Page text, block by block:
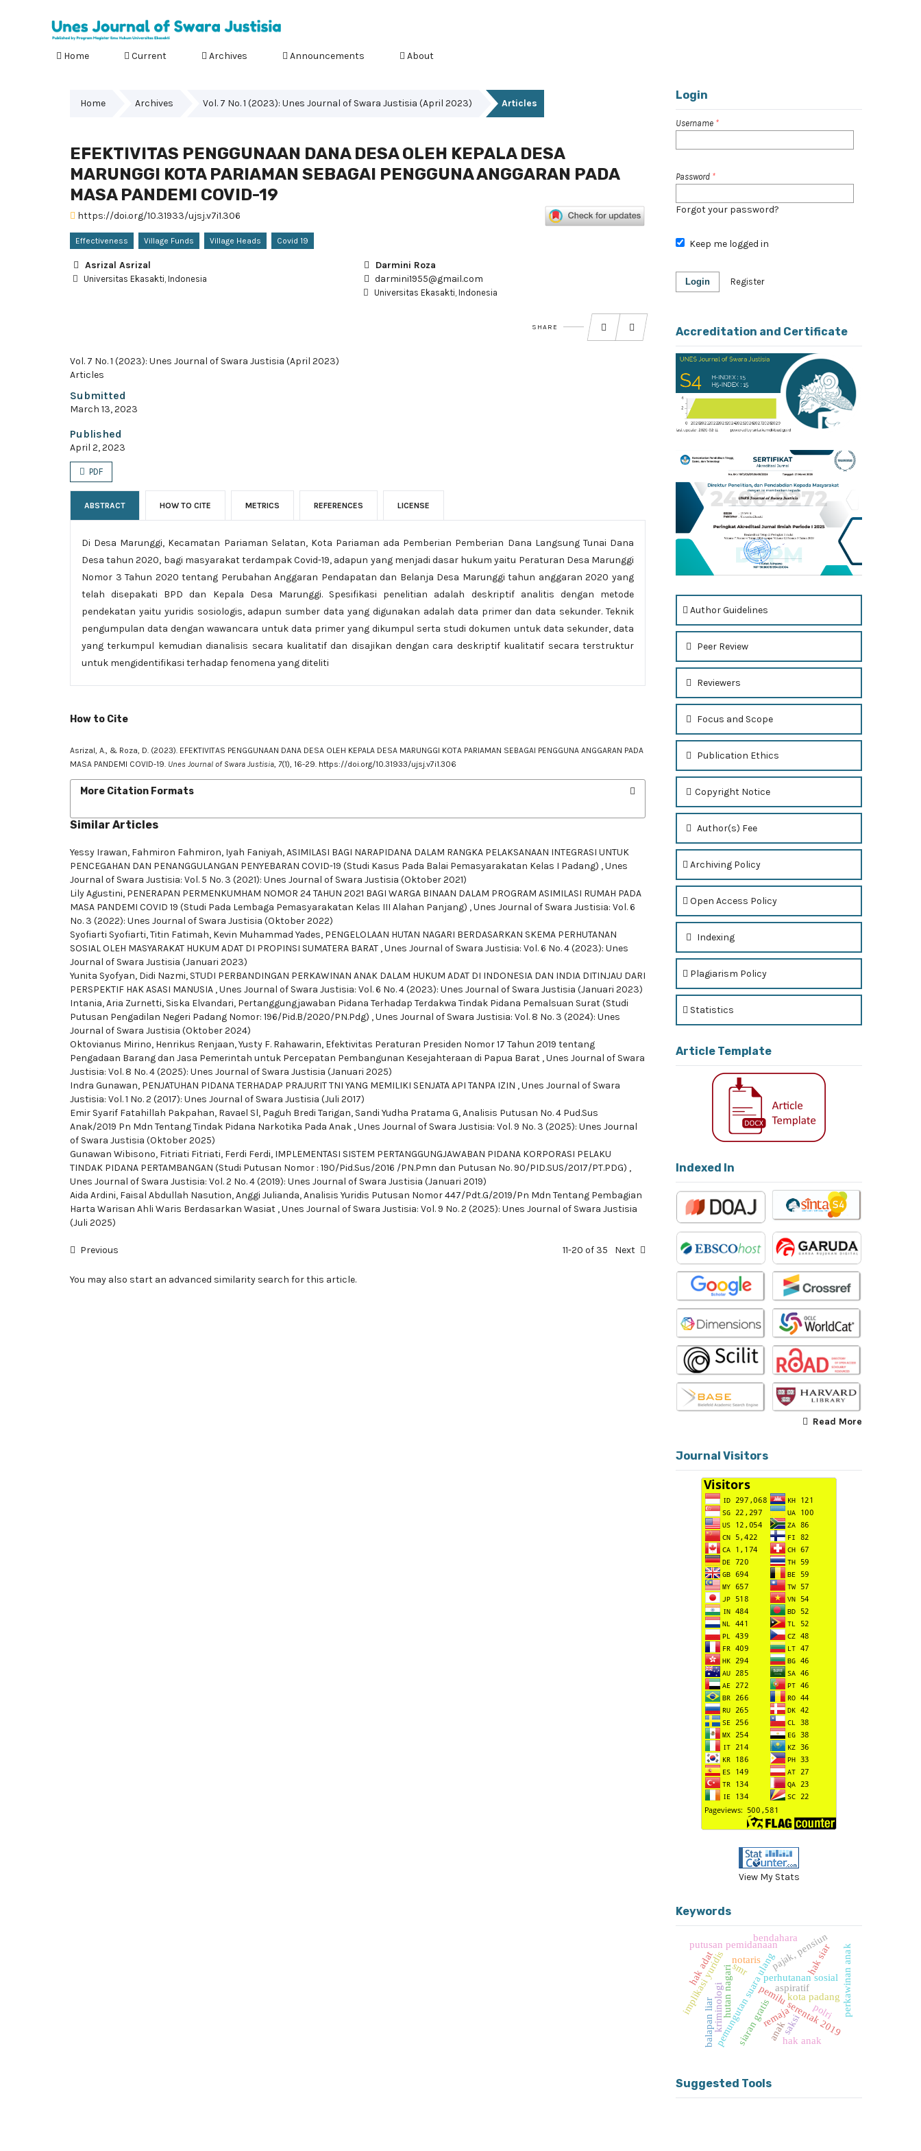
Home Current Archives Announcements About
Home Archives Vol. 7 No. 1 (2023): Unes Journal of Swara Justisia (April 2023) Articles
EFEKTIVITAS PENGGUNAAN DANA DESA OLEH KEPALA DESA
MARUNGGI KOTA PARIAMAN SEBAGAI PENGGUNA ANGGARAN PADA
MASA PANDEMI COVID-19
https://doi.org/10.31933/ujsj.v7i1.306
Effectiveness Village Funds Village Heads Covid 19
Asrizal Asrizal
Universitas Ekasakti, Indonesia
Darmini Roza
darmini1955@gmail.com
Universitas Ekasakti, Indonesia
SHARE
Vol. 7 No. 1 (2023): Unes Journal of Swara Justisia (April 2023)
Articles
Submitted
March 13, 2023
Published
April 2, 2023
PDF
ABSTRACT HOW TO CITE METRICS REFERENCES LICENSE
Di Desa Marunggi, Kecamatan Pariaman Selatan, Kota Pariaman ada Pemberian Pemberian Dana Langsung Tunai Dana
Desa tahun 2020, bagi masyarakat terdampak Covid-19, adapun yang menjadi dasar hukum yaitu Peraturan Desa Marunggi
Nomor 3 Tahun 2020 tentang Perubahan Anggaran Pendapatan dan Belanja Desa Marunggi tahun anggaran 2020 yang
telah disepakati BPD dan Kepala Desa Marunggi. Spesifikasi penelitian adalah deskriptif analitis dengan metode
pendekatan yaitu yuridis sosiologis, adapun sumber data yang digunakan adalah data primer dan data sekunder. Teknik
pengumpulan data dengan wawancara untuk data primer yang dikumpul serta studi dokumen untuk data sekunder, data
yang terkumpul kemudian dianalisis secara kualitatif dan disajikan dengan cara deskriptif kualitatif secara terstruktur
untuk mengidentifikasi terhadap fenomena yang diteliti
How to Cite
Asrizal, A., & Roza, D. (2023). EFEKTIVITAS PENGGUNAAN DANA DESA OLEH KEPALA DESA MARUNGGI KOTA PARIAMAN SEBAGAI PENGGUNA ANGGARAN PADA
MASA PANDEMI COVID-19. Unes Journal of Swara Justisia, 7(1), 16-29. https://doi.org/10.31933/ujsj.v7i1.306
More Citation Formats
Similar Articles
Yessy Irawan, Fahmiron Fahmiron, Iyah Faniyah,ASIMILASI BAGI NARAPIDANA DALAM RANGKA PELAKSANAAN INTEGRASI UNTUK
PENCEGAHAN DAN PENANGGULANGAN PENYEBARAN COVID-19 (Studi Kasus Pada Balai Pemasyarakatan Kelas I Padang) ,Unes
Journal of Swara Justisia: Vol. 5 No. 3 (2021): Unes Journal of Swara Justisia (Oktober 2021)
Lily Agustini, PENERAPAN PERMENKUMHAM NOMOR 24 TAHUN 2021 BAGI WARGA BINAAN DALAM PROGRAM ASIMILASI RUMAH PADA
MASA PANDEMI COVID 19 (Studi Pada Lembaga Pemasyarakatan Kelas III Alahan Panjang) ,Unes Journal of Swara Justisia: Vol. 6
No. 3 (2022): Unes Journal of Swara Justisia (Oktober 2022)
Syofiarti Syofiarti, Titin Fatimah, Kevin Muhammad Yades, PENGELOLAAN HUTAN NAGARI BERDASARKAN SKEMA PERHUTANAN
SOSIAL OLEH MASYARAKAT HUKUM ADAT DI PROPINSI SUMATERA BARAT ,Unes Journal of Swara Justisia: Vol. 6 No. 4 (2023): Unes
Journal of Swara Justisia (Januari 2023)
Yunita Syofyan, Didi Nazmi, STUDI PERBANDINGAN PERKAWINAN ANAK DALAM HUKUM ADAT DI INDONESIA DAN INDIA DITINJAU DARI
PERSPEKTIF HAK ASASI MANUSIA ,Unes Journal of Swara Justisia: Vol. 6 No. 4 (2023): Unes Journal of Swara Justisia (Januari 2023)
Intania, Aria Zurnetti, Siska Elvandari, Pertanggungjawaban Pidana Terhadap Terdakwa Tindak Pidana Pemalsuan Surat (Studi
Putusan Pengadilan Negeri Padang Nomor: 196/Pid.B/2020/PN.Pdg) ,Unes Journal of Swara Justisia: Vol. 8 No. 3 (2024): Unes
Journal of Swara Justisia (Oktober 2024)
Oktovianus Mirino, Henrikus Renjaan, Yusty F. Rahawarin, Efektivitas Peraturan Presiden Nomor 17 Tahun 2019 tentang
Pengadaan Barang dan Jasa Pemerintah untuk Percepatan Pembangunan Kesejahteraan di Papua Barat ,Unes Journal of Swara
Justisia: Vol. 8 No. 4 (2025): Unes Journal of Swara Justisia (Januari 2025)
Indra Gunawan, PENJATUHAN PIDANA TERHADAP PRAJURIT TNI YANG MEMILIKI SENJATA API TANPA IZIN ,Unes Journal of Swara
Justisia: Vol. 1 No. 2 (2017): Unes Journal of Swara Justisia (Juli 2017)
Emir Syarif Fatahillah Pakpahan, Ravael Sl, Paguh Bredi Tarigan, Sandi Yudha Pratama G,Analisis Putusan No. 4 Pud.Sus
Anak/2019 Pn Mdn Tentang Tindak Pidana Narkotika Pada Anak ,Unes Journal of Swara Justisia: Vol. 9 No. 3 (2025): Unes Journal
of Swara Justisia (Oktober 2025)
Gunawan Wibisono, Fitriati Fitriati, Ferdi Ferdi, IMPLEMENTASI SISTEM PERTANGGUNGJAWABAN PIDANA KORPORASI PELAKU
TINDAK PIDANA PERTAMBANGAN (Studi Putusan Nomor : 190/Pid.Sus/2016 /PN.Pmn dan Putusan No. 90/PID.SUS/2017/PT.PDG) ,
Unes Journal of Swara Justisia: Vol. 2 No. 4 (2019): Unes Journal of Swara Justisia (Januari 2019)
Aida Ardini, Faisal Abdullah Nasution, Anggi Julianda,Analisis Yuridis Putusan Nomor 447/Pdt.G/2019/Pn Mdn Tentang Pembagian
Harta Warisan Ahli Waris Berdasarkan Wasiat ,Unes Journal of Swara Justisia: Vol. 9 No. 2 (2025): Unes Journal of Swara Justisia
(Juli 2025)
Previous 11-20 of 35 Next
You may also start an advanced similarity search for this article.
Login
Username *
Password *
Forgot your password?
Keep me logged in
Login Register
Accreditation and Certificate
Author Guidelines
Peer Review
Reviewers
Focus and Scope
Publication Ethics
Copyright Notice
Author(s) Fee
Archiving Policy
Open Access Policy
Indexing
Plagiarism Policy
Statistics
Article Template
Indexed In
Read More
Journal Visitors
View My Stats
Keywords
pemungutan suara ulangpemilu serentak 2019
kota padang
hutan nagari perhutanan sosial
implikasi yuridis hak siar
siaran gratis
pajak, pensiun
kriminologi
balapan liar remaja
notaris
saksi
perkawinan anak
hak anak
hak adat
aspiratif
anak
putusan pemidanaan
smr
bendahara
polri
Suggested Tools